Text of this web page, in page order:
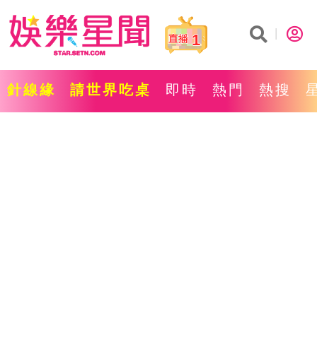
1
針線緣 請世界吃桌 即時 熱門 熱搜